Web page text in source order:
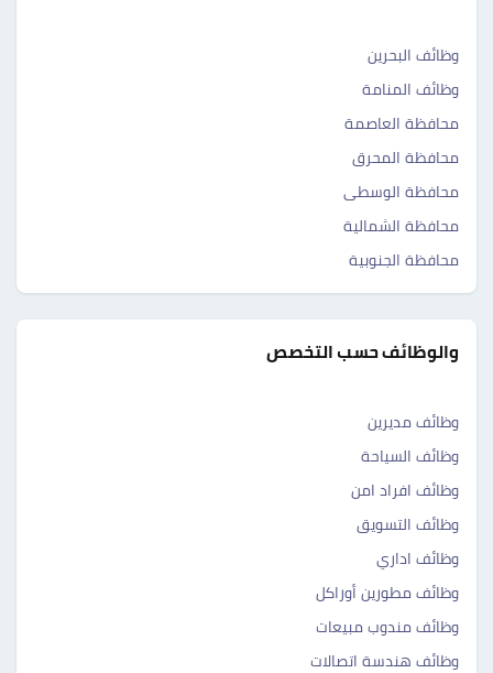
وظائف البحرين
وظائف المنامة
محافظة العاصمة
محافظة المحرق
محافظة الوسطى
محافظة الشمالية
محافظة الجنوبية
والوظائف حسب التخصص
وظائف مديرين
وظائف السياحة
وظائف افراد امن
وظائف التسويق
وظائف اداري
وظائف مطورين أوراكل
وظائف مندوب مبيعات
وظائف هندسة اتصالات